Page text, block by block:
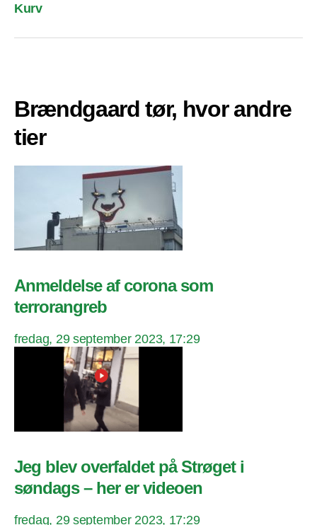
Kurv
Brændgaard tør, hvor andre
tier
Anmeldelse af corona som
terrorangreb
fredag, 29 september 2023, 17:29
Jeg blev overfaldet på Strøget i
søndags – her er videoen
fredag, 29 september 2023, 17:29